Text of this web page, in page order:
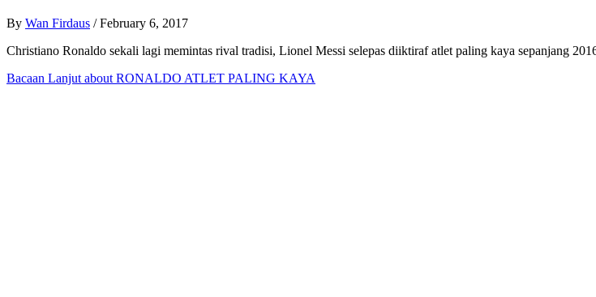
By Wan Firdaus / February 6, 2017
Christiano Ronaldo sekali lagi memintas rival tradisi, Lionel Messi selepas diiktiraf atlet paling kaya sepanjang
Bacaan Lanjut about RONALDO ATLET PALING KAYA